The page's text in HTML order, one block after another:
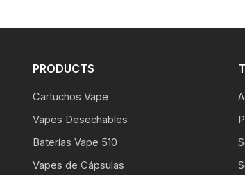
PRODUCTS
Cartuchos Vape
Vapes Desechables
Baterías Vape 510
Vapes de Cápsulas